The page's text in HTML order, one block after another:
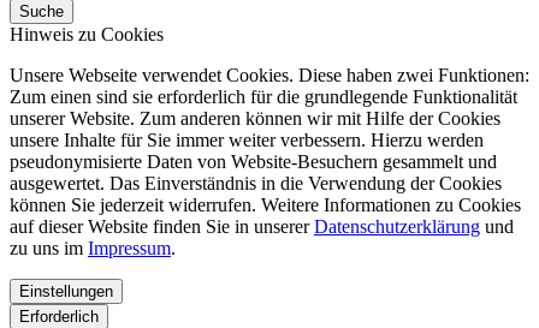
Suche
Hinweis zu Cookies
Unsere Webseite verwendet Cookies. Diese haben zwei Funktionen:
Zum einen sind sie erforderlich für die grundlegende Funktionalität
unserer Website. Zum anderen können wir mit Hilfe der Cookies
unsere Inhalte für Sie immer weiter verbessern. Hierzu werden
pseudonymisierte Daten von Website-Besuchern gesammelt und
ausgewertet. Das Einverständnis in die Verwendung der Cookies
können Sie jederzeit widerrufen. Weitere Informationen zu Cookies
auf dieser Website finden Sie in unsererDatenschutzerklärung und
zu uns im Impressum.
Einstellungen
Erforderlich